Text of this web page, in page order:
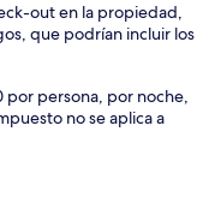
out en la propiedad,
que podrían incluir los
por persona, por noche,
no se aplica a